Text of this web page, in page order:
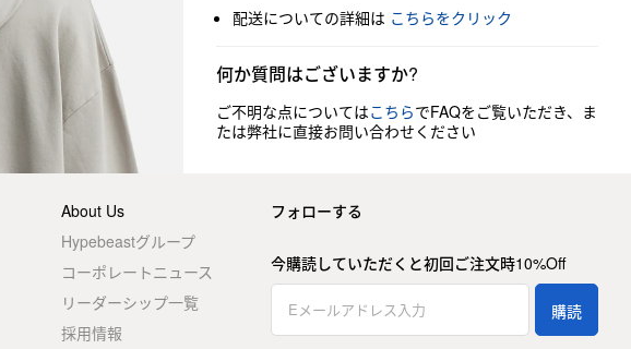
配送についての詳細は こちらをクリック
何か質問はございますか?
ご不明な点についてはこちらでFAQをご覧いただき、ま
たは弊社に直接お問い合わせください
About Us
Hypebeastグループ
コーポレートニュース
リーダーシップ一覧
採用情報
フォローする
今購読していただくと初回ご注文時10%Off
購読